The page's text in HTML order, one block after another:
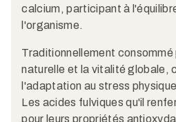
calcium, participant à
l'organisme.​
Traditionnellement consommé
naturelle et la vitalité globale,
l'adaptation au stress
Les acides fulviques qu'il
pour leurs propriétés